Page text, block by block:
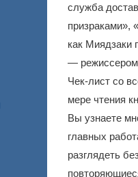
служба
призраками»,
как Миядзаки
—
Чек-лист со
мере чтения
Вы узнаете
главных
разглядеть